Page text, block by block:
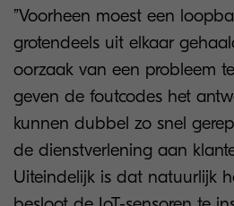
”Voorheen moest een
grotendeels uit elkaar
oorzaak van een probleem
geven de foutcodes het
kunnen dubbel zo snel
de dienstverlening aan
Uiteindelijk is dat natuurlijk